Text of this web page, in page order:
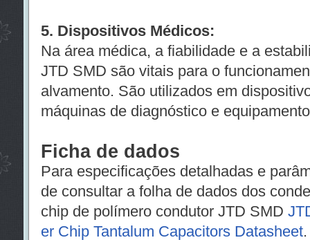
5. Dispositivos Médicos:
Na área médica, a fiabilidade e a
JTD SMD são vitais para o
alvamento. São utilizados ​​em
máquinas de diagnóstico e
Ficha de dados
Para especificações detalhadas e
de consultar a folha de dados dos
chip de polímero condutor JTD SMD
er Chip Tantalum Capacitors Datasheet.